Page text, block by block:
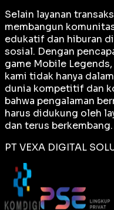
Selain layanan
membangun
edukatif dan hiburan
sosial. Dengan
game Mobile
kami tidak hanya
dunia kompetitif dan
bahwa pengalaman
harus didukung oleh
dan terus berkembang.
PT VEXA DIGITAL